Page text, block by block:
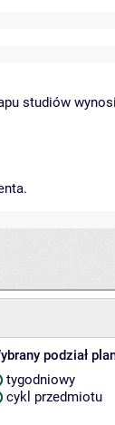
studiów
podział
tygodniowy
cykl przedmiotu